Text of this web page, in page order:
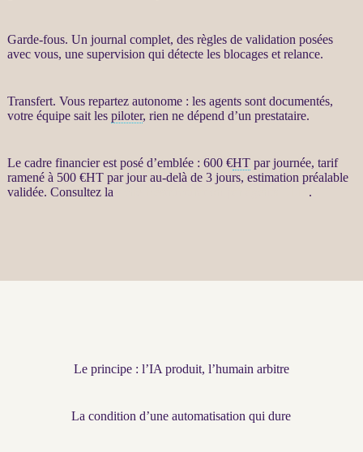
Garde-fous. Un journal complet, des règles de validation posées
avec vous, une supervision qui détecte les blocages et relance.
Transfert. Vous repartez autonome : les agentssont documentés,
votre équipe sait les piloter, rien ne dépend d’un prestataire.
Le cadre financier est posé d’emblée : 600 €HTpar journée, tarif
ramené à 500 €HTpar jour au-delà de 3 jours, estimation préalable
validée. Consultez la
.
Le principe : l’IA produit, l’humain arbitre
La condition d’une automatisation qui dure